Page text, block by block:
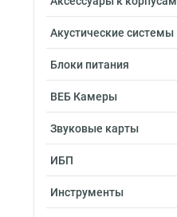
Акустические системы
Блоки питания
ВЕБ Камеры
Звуковые карты
ИБП
Инструменты